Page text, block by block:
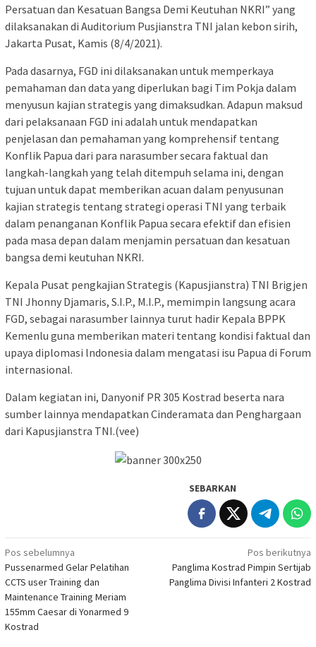
Persatuan dan Kesatuan Bangsa Demi Keutuhan NKRI” yang
dilaksanakan di Auditorium Pusjianstra TNI jalan kebon sirih,
Jakarta Pusat, Kamis (8/4/2021).
Pada dasarnya, FGD ini dilaksanakan untuk memperkaya
pemahaman dan data yang diperlukan bagi Tim Pokja dalam
menyusun kajian strategis yang dimaksudkan. Adapun maksud
dari pelaksanaan FGD ini adalah untuk mendapatkan
penjelasan dan pemahaman yang komprehensif tentang
Konflik Papua dari para narasumber secara faktual dan
langkah-langkah yang telah ditempuh selama ini, dengan
tujuan untuk dapat memberikan acuan dalam penyusunan
kajian strategis tentang strategi operasi TNI yang terbaik
dalam penanganan Konflik Papua secara efektif dan efisien
pada masa depan dalam menjamin persatuan dan kesatuan
bangsa demi keutuhan NKRI.
Kepala Pusat pengkajian Strategis (Kapusjianstra) TNI Brigjen
TNI Jhonny Djamaris, S.I.P., M.I.P., memimpin langsung acara
FGD, sebagai narasumber lainnya turut hadir Kepala BPPK
Kemenlu guna memberikan materi tentang kondisi faktual dan
upaya diplomasi lndonesia dalam mengatasi isu Papua di Forum
internasional.
Dalam kegiatan ini, Danyonif PR 305 Kostrad beserta nara
sumber lainnya mendapatkan Cinderamata dan Penghargaan
dari Kapusjianstra TNI.(vee)
SEBARKAN
Navigasi
pos
Pos sebelumnya
Pussenarmed Gelar Pelatihan
CCTS user Training dan
Maintenance Training Meriam
155mm Caesar di Yonarmed 9
Kostrad
Pos berikutnya
Panglima Kostrad Pimpin Sertijab
Panglima Divisi Infanteri 2 Kostrad